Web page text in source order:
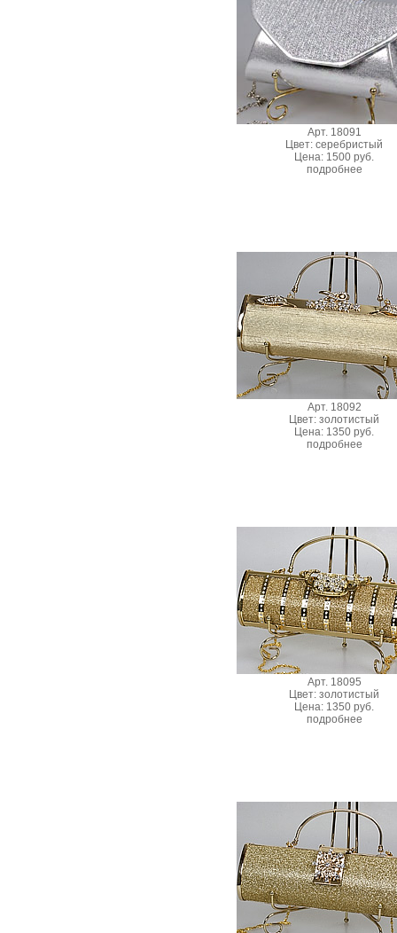
Арт. 18091
Цвет: серебристый
Цена: 1500 руб.
подробнее
Арт. 18092
Цвет: золотистый
Цена: 1350 руб.
подробнее
Арт. 18095
Цвет: золотистый
Цена: 1350 руб.
подробнее